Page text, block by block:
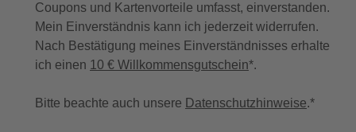
Coupons und Kartenvorteile umfasst, einverstanden.
Mein Einverständnis kann ich jederzeit widerrufen.
Nach Bestätigung meines Einverständnisses erhalte
ich einen 10 € Willkommensgutschein*.
Bitte beachte auch unsere Datenschutzhinweise.